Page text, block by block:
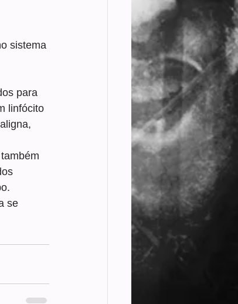
sistema
para
linfócito
se